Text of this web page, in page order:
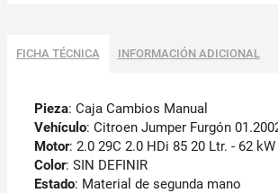
FICHA TÉCNICA INFORMACIÓN ADICIONAL
Pieza: Caja Cambios Manual
Vehículo: Citroen Jumper Furgón
Motor: 2.0 29C 2.0 HDi 85 20 Ltr. - 62
Color: SIN DEFINIR
Estado: Material de segunda mano